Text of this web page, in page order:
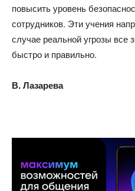
повысить уровень
сотрудников. Эти учения
случае реальной угрозы все
быстро и правильно.
В. Лазарева